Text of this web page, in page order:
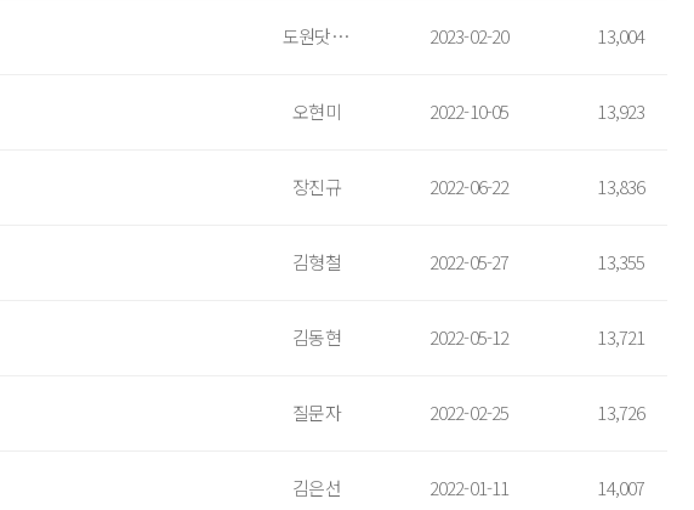
도원닷컴 김수천 2023-02-20 13,004
오현미 2022-10-05 13,923
장진규 2022-06-22 13,836
김형철 2022-05-27 13,355
김동현 2022-05-12 13,721
질문자 2022-02-25 13,726
김은선 2022-01-11 14,007